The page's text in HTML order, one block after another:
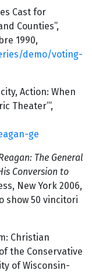
Cast for
Counties”,
1990,
demo/voting-
Action: When
Theater’”,
ge
The General
Conversion to
New York 2006,
show 50 vincitori
Christian
the Conservative
of Wisconsin-